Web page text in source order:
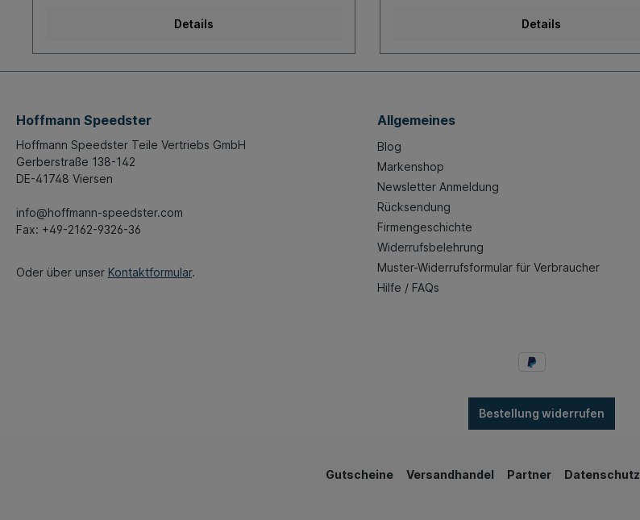
Details Details
Hoffmann Speedster
Hoffmann Speedster Teile Vertriebs GmbH
Gerberstraße 138-142
DE-41748 Viersen
info@hoffmann-speedster.com
Fax: +49-2162-9326-36
Oder über unser Kontaktformular.
Allgemeines
Blog
Markenshop
Newsletter Anmeldung
Rücksendung
Firmengeschichte
Widerrufsbelehrung
Muster-Widerrufsformular für Verbraucher
Hilfe / FAQs
Bestellung widerrufen
Gutscheine Versandhandel Partner Datenschutz